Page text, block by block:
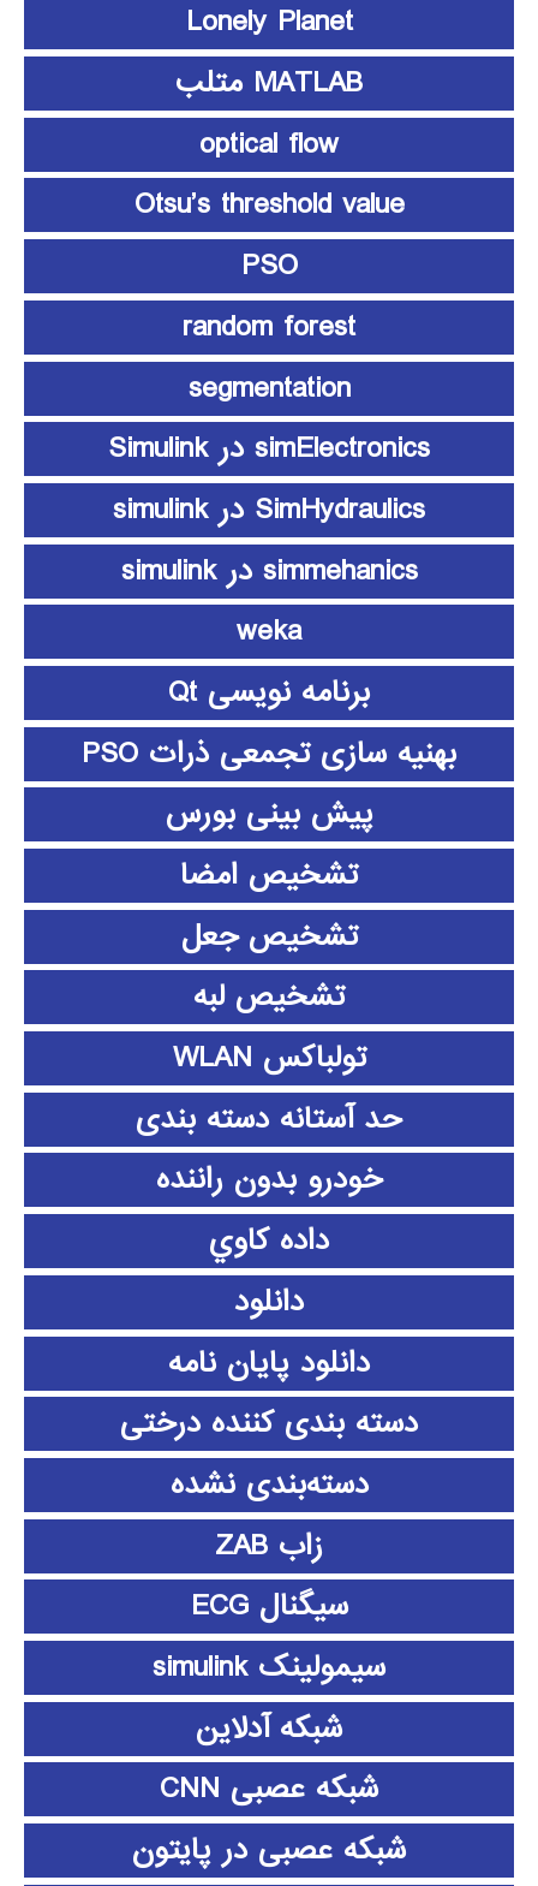
Lonely Planet
MATLAB متلب
optical flow
Otsu’s threshold value
PSO
random forest
segmentation
simElectronics در Simulink
SimHydraulics در simulink
simmehanics در simulink
weka
برنامه نویسی Qt
بهنیه سازی تجمعی ذرات PSO
پیش بینی بورس
تشخیص امضا
تشخیص جعل
تشخیص لبه
تولباکس WLAN
حد آستانه دسته بندی
خودرو بدون راننده
داده كاوي
دانلود
دانلود پايان نامه
دسته بندی کننده درختی
دسته‌بندی نشده
زاب ZAB
سیگنال ECG
سیمولینک simulink
شبکه آدلاین
شبکه عصبی CNN
شبکه عصبی در پایتون